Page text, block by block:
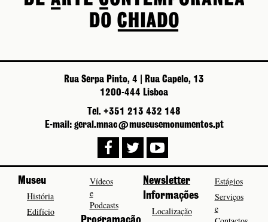
Rua Serpa Pinto, 4 | Rua Capelo, 13
1200-444 Lisboa
Tel. +351 213 432 148
E-mail: geral.mnac@museusemonumentos.pt
Museu
História
Edifício
Vídeos
e
Podcasts
Newsletter
Informações
Localização
Estágios
Serviços
e